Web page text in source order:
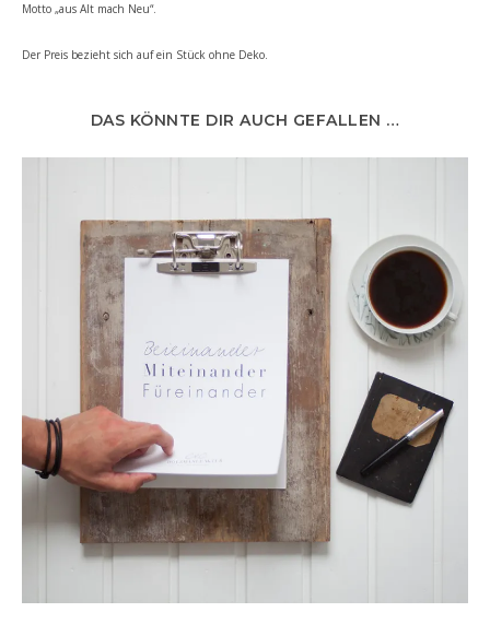
Motto „aus Alt mach Neu“.
Der Preis bezieht sich auf ein Stück ohne Deko.
DAS KÖNNTE DIR AUCH GEFALLEN …